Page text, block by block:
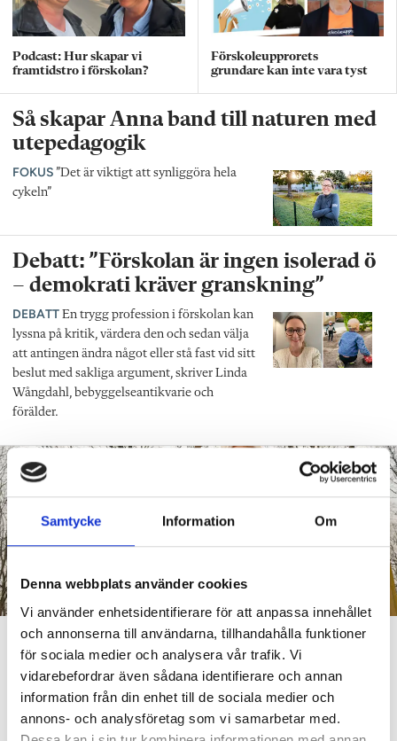
Samtycke Information Om
Denna webbplats använder cookies
Vi använder enhetsidentifierare för att anpassa innehållet
och annonserna till användarna, tillhandahålla funktioner
för sociala medier och analysera vår trafik. Vi
vidarebefordrar även sådana identifierare och annan
information från din enhet till de sociala medier och
annons- och analysföretag som vi samarbetar med.
Podcast: Hur skapar vi
framtidstro i förskolan?
Förskoleupprorets
grundare kan inte vara tyst
Så skapar Anna band till naturen med
utepedagogik
FOKUS ”Det är viktigt att synliggöra hela
cykeln”
Debatt: ”Förskolan är ingen isolerad ö
– demokrati kräver granskning”
DEBATT En trygg profession i förskolan kan
lyssna på kritik, värdera den och sedan välja
att antingen ändra något eller stå fast vid sitt
beslut med sakliga argument, skriver Linda
Wångdahl, bebyggelseantikvarie och
förälder.
De håller koll på stressen med
pulsmätningar
VÅR METOD Mätningarna har lett till konkreta förbättringar av
arbetsmiljön.